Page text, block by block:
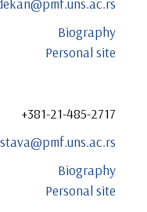
Biography
Personal site
+381-21-485-2717
Biography
Personal site